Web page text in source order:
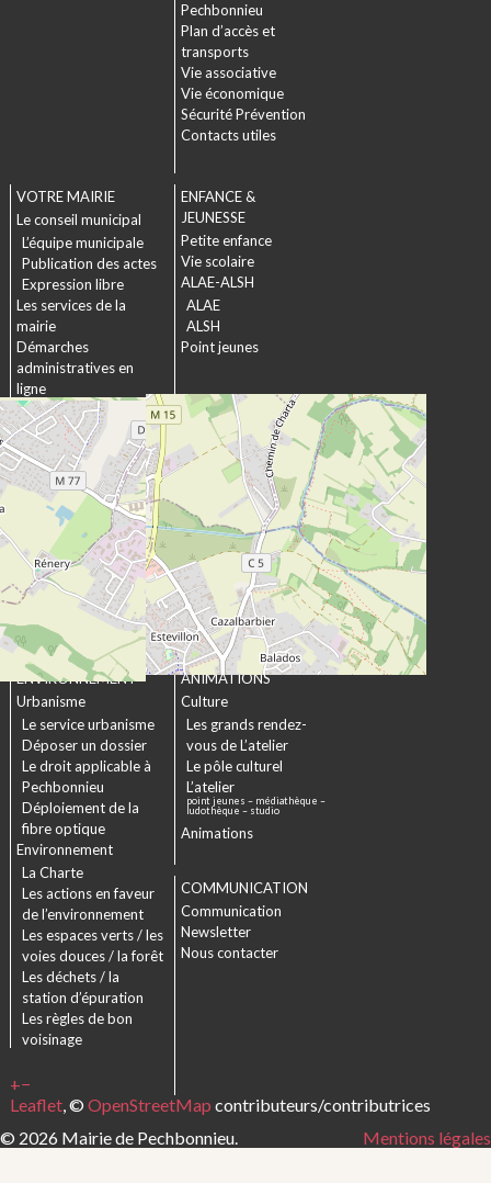
+−
Leaflet, © OpenStreetMap contributeurs/contributrices
Pechbonnieu
Plan d’accès et
transports
Vie associative
Vie économique
Sécurité Prévention
Contacts utiles
VOTRE MAIRIE
Le conseil municipal
L’équipe municipale
Publication des actes
Expression libre
Les services de la
mairie
Démarches
administratives en
ligne
Formulaires
Marchés publics
ENFANCE &
JEUNESSE
Petite enfance
Vie scolaire
ALAE-ALSH
ALAE
ALSH
Point jeunes
SOCIAL &
SOLIDARITÉ
Actions municipales
La commission
intergénérationnelle
Maison de retraite La
chartreuse
Les établissements
médico-sociaux
Projet Se Canto
URBANISME &
ENVIRONNEMENT
Urbanisme
Le service urbanisme
Déposer un dossier
Le droit applicable à
Pechbonnieu
Déploiement de la
fibre optique
Environnement
La Charte
Les actions en faveur
de l’environnement
Les espaces verts / les
voies douces / la forêt
Les déchets / la
station d’épuration
Les règles de bon
voisinage
CULTURE &
ANIMATIONS
Culture
Les grands rendez-
vous de L’atelier
Le pôle culturel
L’atelier
point jeunes – médiathèque –
ludothèque – studio
Animations
COMMUNICATION
Communication
Newsletter
Nous contacter
© 2026 Mairie de Pechbonnieu. Mentions légales